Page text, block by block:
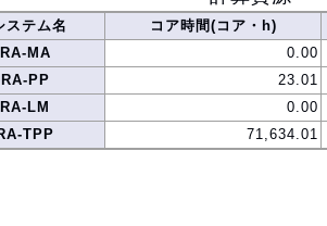
ステム名
コア時間(コア・h)
MA
0.00
PP
23.01
LM
0.00
TPP
71,634.01